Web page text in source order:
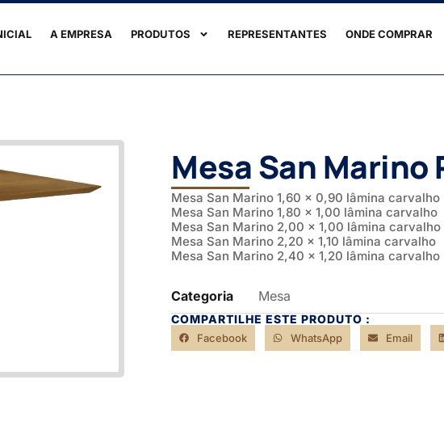
A EMPRESA PRODUTOS REPRESENTANTES ONDE COMPRAR
Mesa San
Mesa San Marino 1,60 x 0,90 lâmina carvalho
Mesa San Marino 1,80 x 1,00 lâmina carvalho
Mesa San Marino 2,00 x 1,00 lâmina carvalho
Mesa San Marino 2,20 x 1,10 lâmina carvalho
Mesa San Marino 2,40 x 1,20 lâmina carvalho
Categoria Mesa
COMPARTILHE ESTE PRODUTO :
Facebook WhatsApp Email